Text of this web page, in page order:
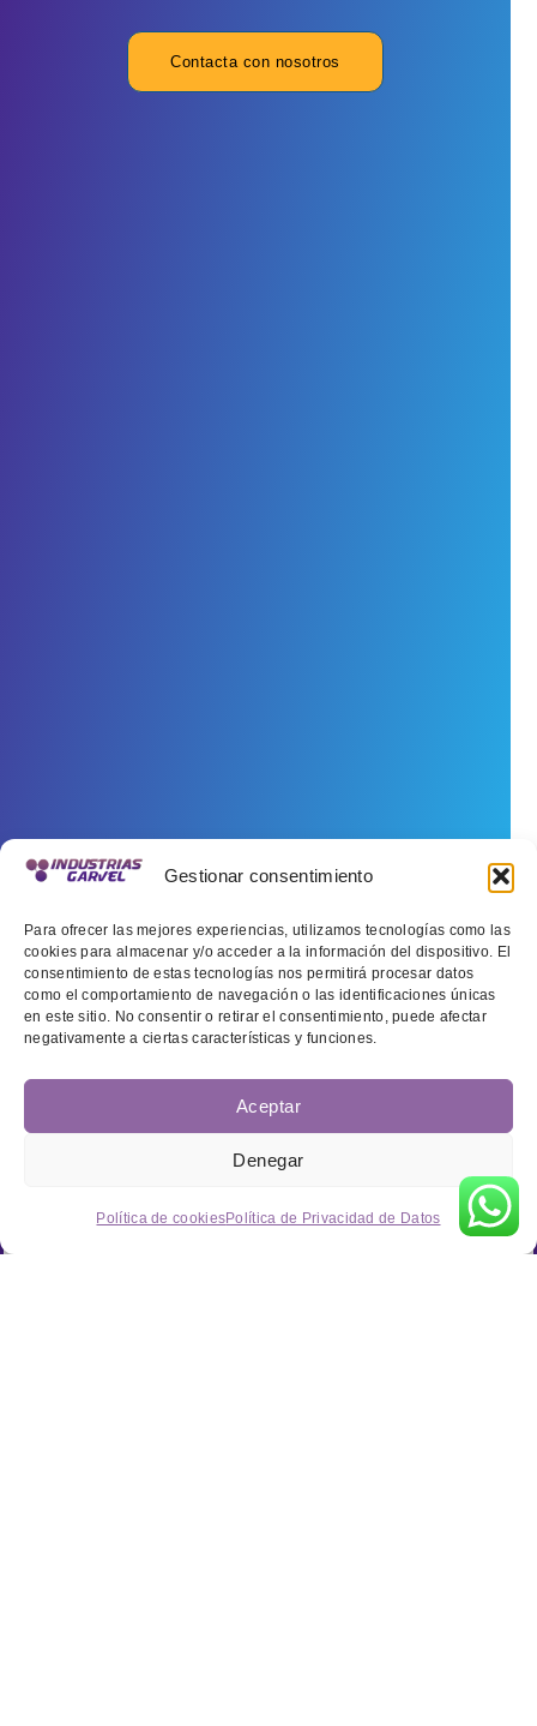
Gestionar consentimiento
Para ofrecer las mejores experiencias, utilizamos tecnologías como las
cookies para almacenar y/o acceder a la información del dispositivo. El
consentimiento de estas tecnologías nos permitirá procesar datos
como el comportamiento de navegación o las identificaciones únicas
en este sitio. No consentir o retirar el consentimiento, puede afectar
negativamente a ciertas características y funciones.
Aceptar
Denegar
Política de cookiesPolítica de Privacidad de Datos
Contacta con nosotros